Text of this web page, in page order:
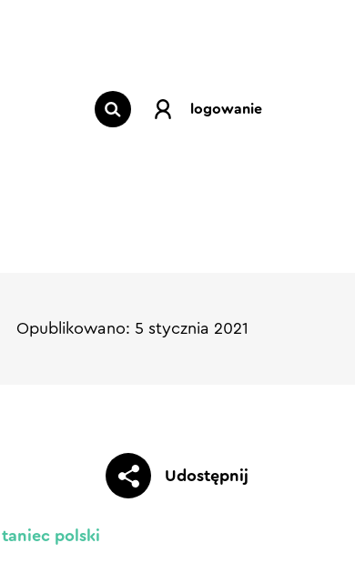
logowanie
Opublikowano: 5 stycznia 2021
Udostępnij
polski